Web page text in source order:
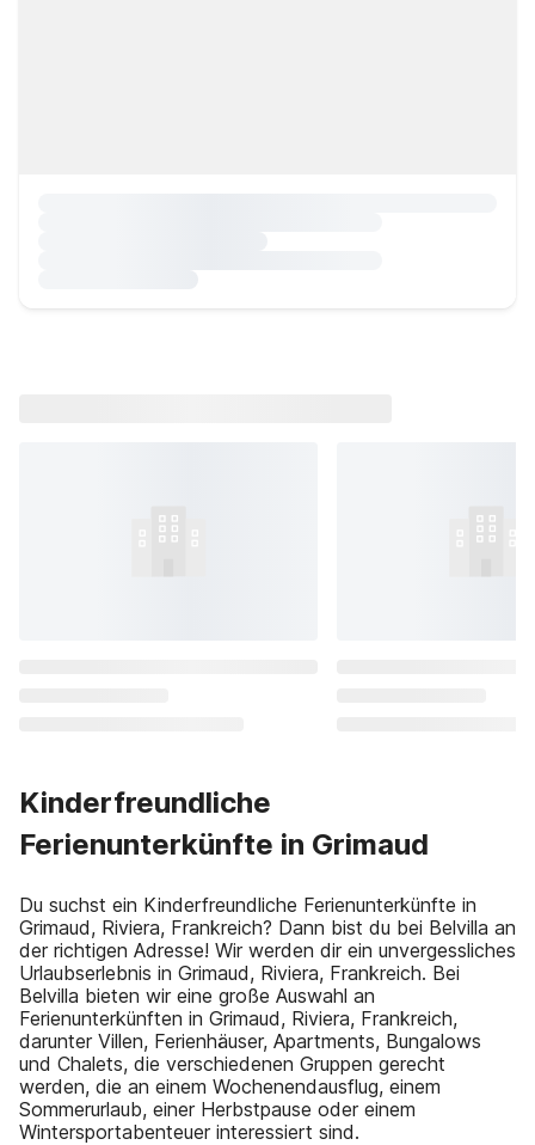
Kinderfreundliche
Ferienunterkünfte in Grimaud
Du suchst ein Kinderfreundliche Ferienunterkünfte in
Grimaud, Riviera, Frankreich? Dann bist du bei Belvilla an
der richtigen Adresse! Wir werden dir ein unvergessliches
Urlaubserlebnis in Grimaud, Riviera, Frankreich. Bei
Belvilla bieten wir eine große Auswahl an
Ferienunterkünften in Grimaud, Riviera, Frankreich,
darunter Villen, Ferienhäuser, Apartments, Bungalows
und Chalets, die verschiedenen Gruppen gerecht
werden, die an einem Wochenendausflug, einem
Sommerurlaub, einer Herbstpause oder einem
Wintersportabenteuer interessiert sind.